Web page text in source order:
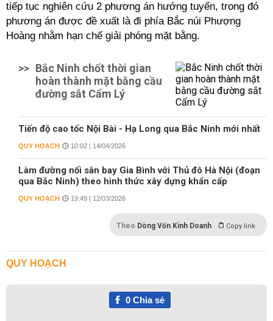
tiếp tục nghiên cứu 2 phương án hướng tuyến, trong đó
phương án được đề xuất là đi phía Bắc núi Phượng
Hoàng nhằm hạn chế giải phóng mặt bằng.
>> Bắc Ninh chốt thời gian
hoàn thành mặt bằng cầu
đường sắt Cẩm Lý
Tiến độ cao tốc Nội Bài - Hạ Long qua Bắc Ninh mới nhất
QUY HOẠCH 10:02 | 14/04/2026
Làm đường nối sân bay Gia Bình với Thủ đô Hà Nội (đoạn
qua Bắc Ninh) theo hình thức xây dựng khẩn cấp
QUY HOẠCH 19:49 | 12/03/2026
Theo Dòng Vốn Kinh Doanh Copy link
QUY HOẠCH
0Chia sẻ